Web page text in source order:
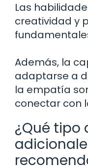
Las
creatividad y
Además, la
adaptarse a
la empatía
conectar con
¿Qué tipo